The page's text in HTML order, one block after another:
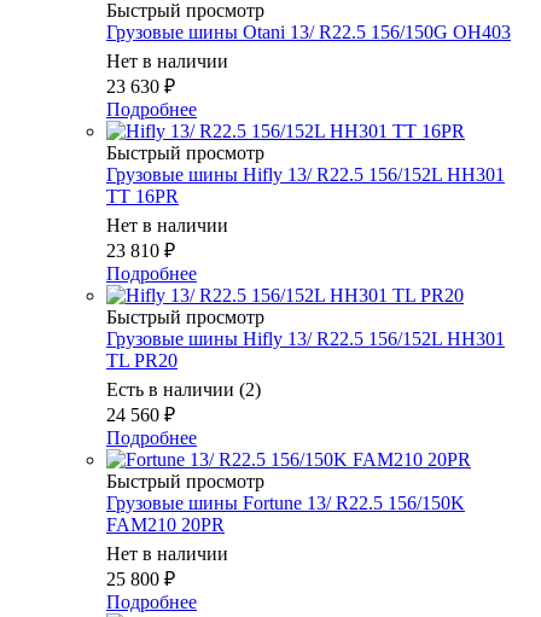
Быстрый просмотр
Грузовые шины Otani 13/ R22.5 156/150G OH403
Нет в наличии
23 630 ₽
Подробнее
Быстрый просмотр
Грузовые шины Hifly 13/ R22.5 156/152L HH301
TT 16PR
Нет в наличии
23 810 ₽
Подробнее
Быстрый просмотр
Грузовые шины Hifly 13/ R22.5 156/152L HH301
TL PR20
Есть в наличии (2)
24 560 ₽
Подробнее
Быстрый просмотр
Грузовые шины Fortune 13/ R22.5 156/150K
FAM210 20PR
Нет в наличии
25 800 ₽
Подробнее